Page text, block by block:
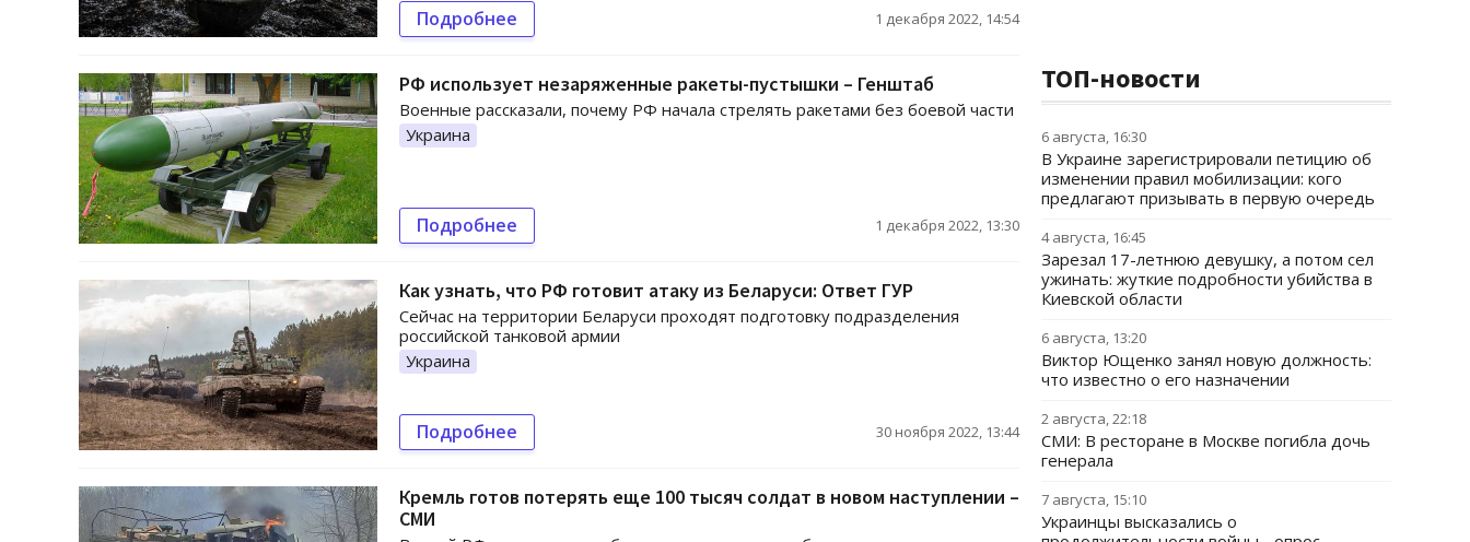
Подробнее 1 декабря 2022, 14:54
РФ использует незаряженные ракеты-пустышки – Генштаб
Военные рассказали, почему РФ начала стрелять ракетами без боевой части
Украина
Подробнее 1 декабря 2022, 13:30
Как узнать, что РФ готовит атаку из Беларуси: Ответ ГУР
Сейчас на территории Беларуси проходят подготовку подразделения
российской танковой армии
Украина
Подробнее 30 ноября 2022, 13:44
Кремль готов потерять еще 100 тысяч солдат в новом наступлении –
СМИ
ТОП-новости
6 августа, 16:30
В Украине зарегистрировали петицию об
изменении правил мобилизации: кого
предлагают призывать в первую очередь
4 августа, 16:45
Зарезал 17-летнюю девушку, а потом сел
ужинать: жуткие подробности убийства в
Киевской области
6 августа, 13:20
Виктор Ющенко занял новую должность:
что известно о его назначении
2 августа, 22:18
СМИ: В ресторане в Москве погибла дочь
генерала
7 августа, 15:10
Украинцы высказались о